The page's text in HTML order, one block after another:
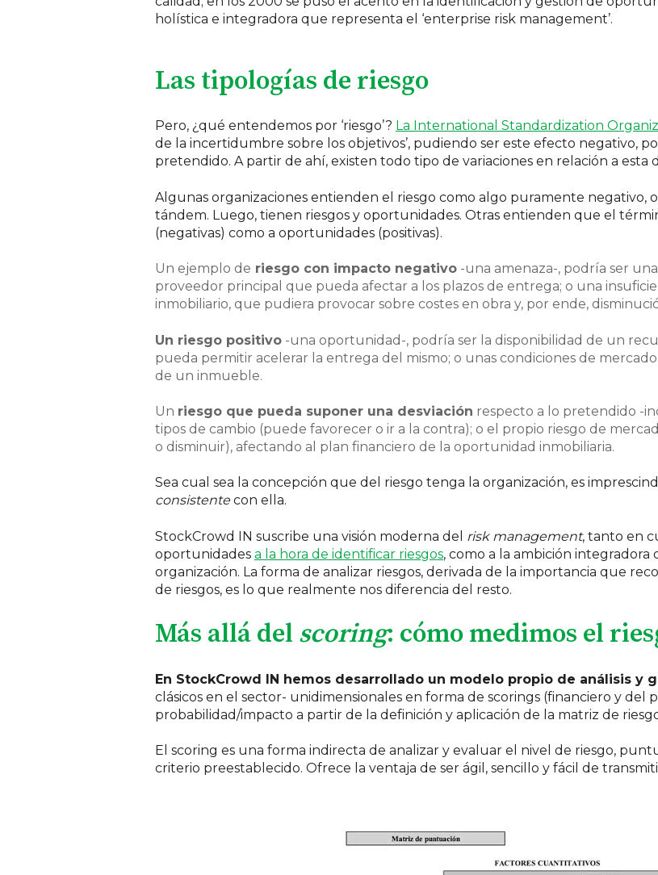
holística e integradora que representa el ‘enterprise risk management’.
Las tipologías de riesgo
Pero, ¿qué entendemos por ‘riesgo’? La International Standardization
de la incertidumbre sobre los objetivos’, pudiendo ser este efecto negativo,
pretendido. A partir de ahí, existen todo tipo de variaciones en relación a esta
Algunas organizaciones entienden el riesgo como algo puramente negativo,
tándem. Luego, tienen riesgos y oportunidades. Otras entienden que el
(negativas) como a oportunidades (positivas).
Un ejemplo de riesgo con impacto negativo -una amenaza-, podría ser
proveedor principal que pueda afectar a los plazos de entrega; o una
inmobiliario, que pudiera provocar sobre costes en obra y, por ende,
Un riesgo positivo -una oportunidad-, podría ser la disponibilidad de un
pueda permitir acelerar la entrega del mismo; o unas condiciones de
de un inmueble.
Un riesgo que pueda suponer una desviación respecto a lo pretendido -
tipos de cambio (puede favorecer o ir a la contra); o el propio riesgo de
o disminuir), afectando al plan financiero de la oportunidad inmobiliaria.
Sea cual sea la concepción que del riesgo tenga la organización, es
consistentecon ella.
StockCrowd IN suscribe una visión moderna del risk management, tanto en
oportunidades a la hora de identificar riesgos, como a la ambición integradora
organización. La forma de analizar riesgos, derivada de la importancia que
de riesgos, es lo que realmente nos diferencia del resto.
Más allá del scoring: cómo medimos el
En StockCrowd IN hemos desarrollado un modelo propio de análisis y
clásicos en el sector- unidimensionales en forma de scorings (financiero y del
probabilidad/impacto a partir de la definición y aplicación de la matriz de
El scoring es una forma indirecta de analizar y evaluar el nivel de riesgo,
criterio preestablecido. Ofrece la ventaja de ser ágil, sencillo y fácil de